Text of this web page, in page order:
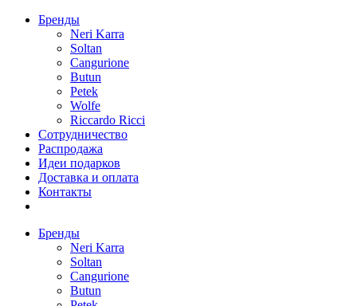
Бренды
Neri Karra
Soltan
Cangurione
Butun
Petek
Wolfe
Riccardo Ricci
Сотрудничество
Распродажа
Идеи подарков
Доставка и оплата
Контакты
Бренды
Neri Karra
Soltan
Cangurione
Butun